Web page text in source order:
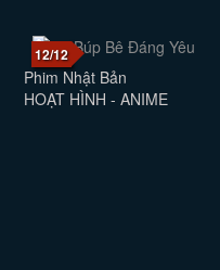
12/12
Phim Nhật Bản
HOẠT HÌNH - ANIME